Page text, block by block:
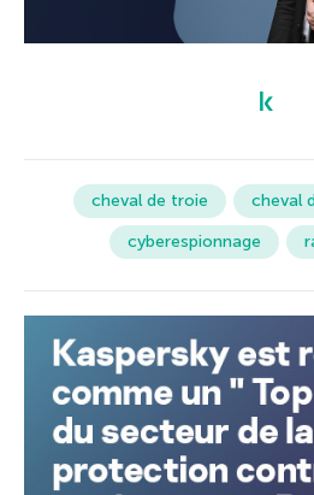
cheval de troie
cheval
cyberespionnage